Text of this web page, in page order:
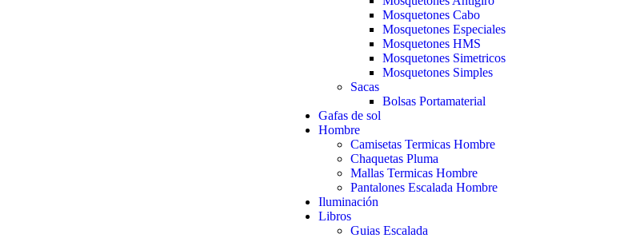
Mosquetones Cabo
Mosquetones Especiales
Mosquetones HMS
Mosquetones Simetricos
Mosquetones Simples
Sacas
Bolsas Portamaterial
Gafas de sol
Hombre
Camisetas Termicas Hombre
Chaquetas Pluma
Mallas Termicas Hombre
Pantalones Escalada Hombre
Iluminación
Libros
Guias Escalada